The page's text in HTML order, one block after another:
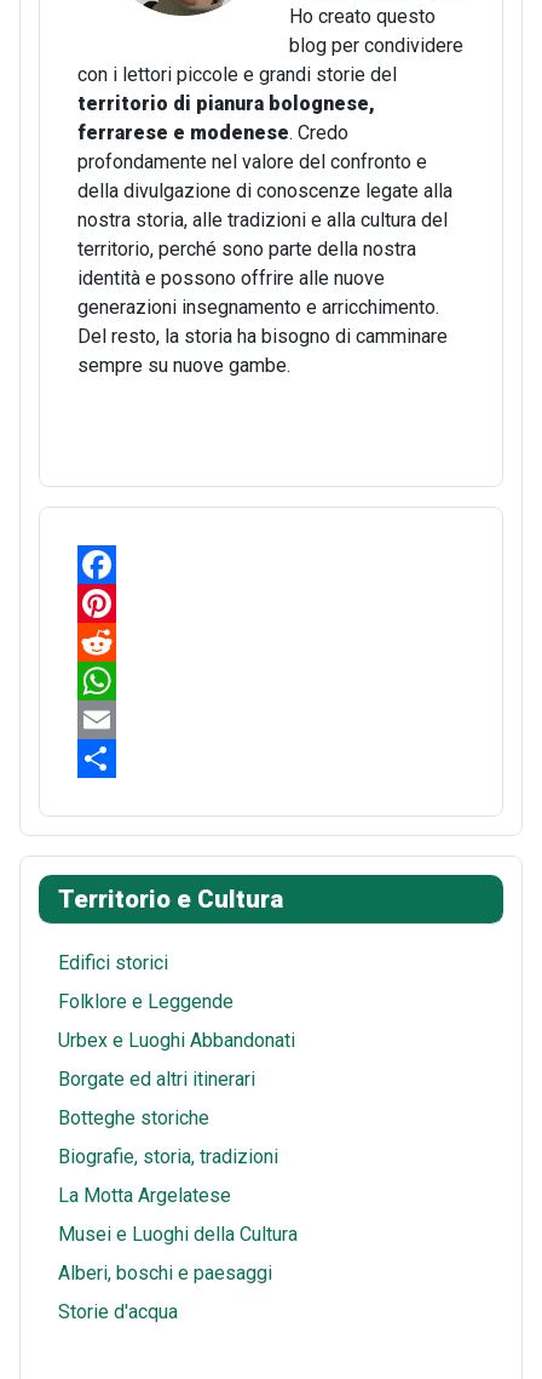
Ho creato questo
blog per condividere
con i lettori piccole e grandi storie del
territorio di pianura bolognese,
ferrarese e modenese. Credo
profondamente nel valore del confronto e
della divulgazione di conoscenze legate alla
nostra storia, alle tradizioni e alla cultura del
territorio, perché sono parte della nostra
identità e possono offrire alle nuove
generazioni insegnamento e arricchimento.
Del resto, la storia ha bisogno di camminare
sempre su nuove gambe.
F
a
c
e
b
o
k
P
n
r
e
s
t
R
e
d
i
t
W
h
t
s
A
p
p
E
a
i
l
h
a
r
e
Territorio e Cultura
Edifici storici
Folklore e Leggende
Urbex e Luoghi Abbandonati
Borgate ed altri itinerari
Botteghe storiche
Biografie, storia, tradizioni
La Motta Argelatese
Musei e Luoghi della Cultura
Alberi, boschi e paesaggi
Storie d'acqua